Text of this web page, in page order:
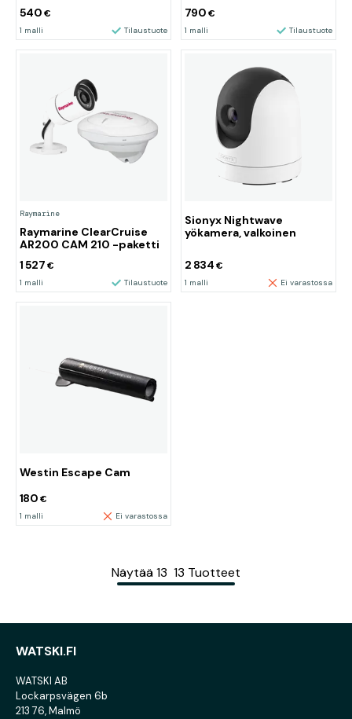
540 €
1 malli Tilaustuote
790 €
1 malli Tilaustuote
Raymarine
Raymarine ClearCruise
AR200 CAM 210 -paketti
1 527 €
1 malli Tilaustuote
Sionyx Nightwave
yökamera, valkoinen
2 834 €
1 malli Ei varastossa
Westin Escape Cam
180 €
1 malli Ei varastossa
Näytää13 13 Tuotteet
WATSKI.FI
WATSKI AB
Lockarpsvägen 6b
213 76, Malmö